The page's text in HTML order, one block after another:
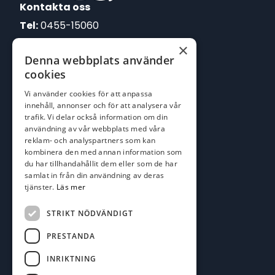
Kontakta oss
Tel:0455-15060
E-post:
johan@batofiske.se
kim@batofiske.se
Adress
Karlskrona Båt & Fiske AB
Lallerstedts gata 4
371 54 Karlskrona
Följ oss
Facebook
×
Denna webbplats använder
cookies
Vi använder cookies för att anpassa
innehåll, annonser och för att analysera vår
trafik. Vi delar också information om din
användning av vår webbplats med våra
reklam- och analyspartners som kan
kombinera den med annan information som
du har tillhandahållit dem eller som de har
samlat in från din användning av deras
tjänster. Läs mer
STRIKT NÖDVÄNDIGT
PRESTANDA
INRIKTNING